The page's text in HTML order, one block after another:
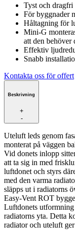
Tyst och dragfri
För byggnader
Håltagning för
Mini-G
att den behöver
Effektiv
Snabb
Kontakta oss för offert
Beskrivning
+
-
Uteluft leds genom
monterat på väggen
Vid donets inlopp
att ta sig in med
luftdonet och styrs
med den varma
släpps ut i radiatorns
Easy-Vent ROT
Luftdonets
radiatorns yta. Detta
radiator och uteluft